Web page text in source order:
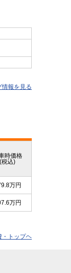
情報を見る
時価格
(税込)
万円
万円
・トップヘ